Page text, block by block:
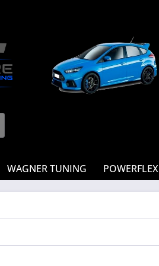
WAGNER TUNING POWERFLEX